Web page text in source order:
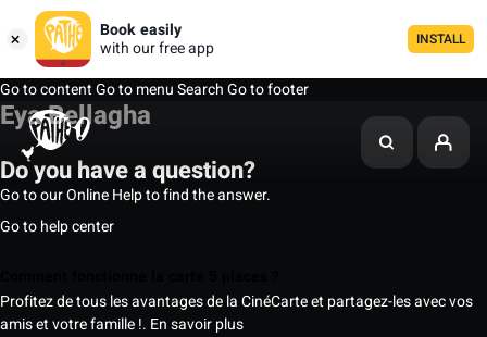
Book easily
with our free app
INSTALL
Go to contentGo to menuSearchGo to footer
Eya Bellagha
Do you have a question?
Go to our Online Help to find the answer.
Go to help center
Profitez de tous les avantages de la CinéCarte et partagez-les avec vos
amis et votre famille !. En savoir plus